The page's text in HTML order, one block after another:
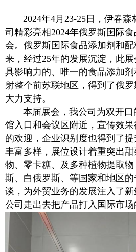
2024年4月 23-25 日，伊春森
司精彩亮相2024年俄罗斯国际
会。俄罗斯国际食品添加剂和配
来，经过25年的发展沉淀，此
具影响力的、唯一的食品添加
射整个前苏联地区，得到了俄
大力支持。
本届展会，我公司为双开
馆入口和会议区附近，宣传效
的欢迎，企业识别度也得到了
丰富多样，展位设计着重突出
物、零卡糖、及多种植物提取
斯、白俄罗斯、等国家和地区
谈，为外贸业务的发展注入了
公司走出去把产品打入国际市场